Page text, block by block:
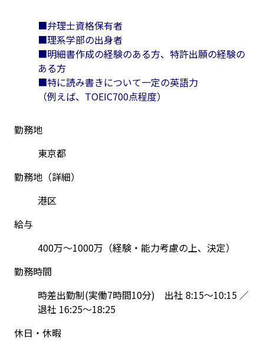
■弁理士資格保有者
■理系学部の出身者
■明細書作成の経験のある方、特許出願の経験の
ある方
■特に読み書きについて一定の英語力
（例えば、TOEIC700点程度）
勤務地
東京都
勤務地（詳細）
港区
給与
400万～1000万（経験・能力考慮の上、決定）
勤務時間
時差出勤制(実働7時間10分)　出社 8:15～10:15 ／
退社 16:25～18:25
休日・休暇